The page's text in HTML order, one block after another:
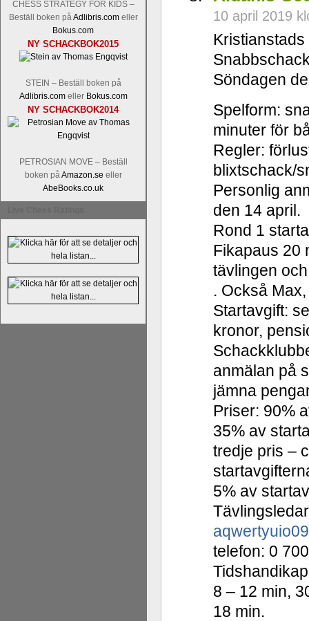
CHESS STRATEGY FOR KIDS –
Beställ boken påAdlibris.comeller
Bokus.com
NY SCHACKBOK2015
STEIN – Beställ boken på
Adlibris.comeller Bokus.com
NY SCHACKBOK2014
PETROSIAN MOVE – Beställ
boken påAmazon.se eller
AbeBooks.co.uk
10 april 2019
Söndagen
Spelform:
minuter för
Regler:
blixtschack/
Personlig
den 14 april.
Rond 1
Fikapaus 20
tävlingen
. Också
Startavgift:
kronor,
anmälan på
jämna
Priser: 90%
35% av
tredje pris –
5% av
telefon: 0
8 – 12 min,
18 min.